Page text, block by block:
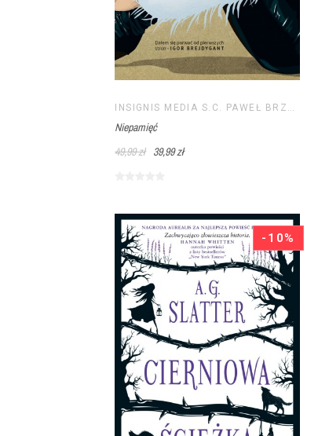
INSIGNIS MEDIA S.C. PAWEŁ BRZOZOWSKI TOMASZ BRZOZOWSKI
Niepamięć
49,99 zł
39,99 zł
-10%